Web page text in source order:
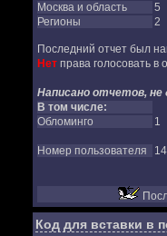
Москва и область
5
Регионы
2
Последний отчет был
Нетправа голосовать в
Написано отчетов, не
В том числе:
Обломинго
1
Номер пользователя
Код для вставки в